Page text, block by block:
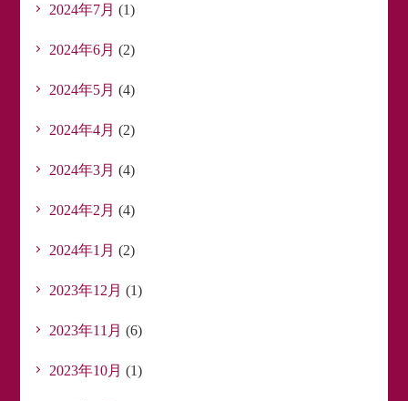
2024年7月 (1)
2024年6月 (2)
2024年5月 (4)
2024年4月 (2)
2024年3月 (4)
2024年2月 (4)
2024年1月 (2)
2023年12月 (1)
2023年11月 (6)
2023年10月 (1)